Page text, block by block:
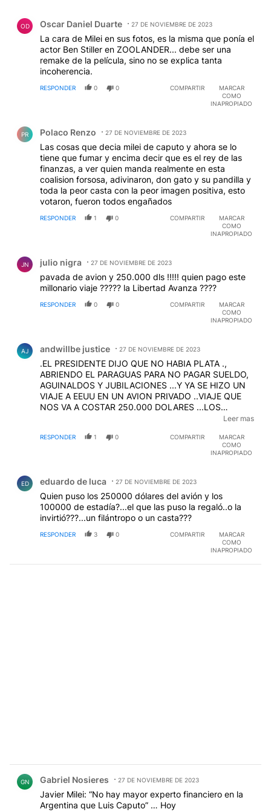
EN EL ESPEJO DE ESTOS COMPATRIOTAS QUE LO
ELIGIERON.
OD Oscar Daniel Duarte 27 DE NOVIEMBRE DE 2023
La cara de Milei en sus fotos, es la misma que ponía el
actor Ben Stiller en ZOOLANDER... debe ser una
remake de la película, sino no se explica tanta
incoherencia.
RESPONDER 0 0 COMPARTIR
MARCAR
COMO
INAPROPIADO
PR Polaco Renzo 27 DE NOVIEMBRE DE 2023
Las cosas que decia milei de caputo y ahora se lo
tiene que fumar y encima decir que es el rey de las
finanzas, a ver quien manda realmente en esta
coalision forsosa, adivinaron, don gato y su pandilla y
toda la peor casta con la peor imagen positiva, esto
votaron, fueron todos engañados
RESPONDER 1 0 COMPARTIR
MARCAR
COMO
INAPROPIADO
JN julio nigra 27 DE NOVIEMBRE DE 2023
pavada de avion y 250.000 dls !!!!! quien pago este
millonario viaje ????? la Libertad Avanza ????
RESPONDER 0 0 COMPARTIR
MARCAR
COMO
INAPROPIADO
AJ andwillbe justice 27 DE NOVIEMBRE DE 2023
.EL PRESIDENTE DIJO QUE NO HABIA PLATA .,
ABRIENDO EL PARAGUAS PARA NO PAGAR SUELDO,
AGUINALDOS Y JUBILACIONES ...Y YA SE HIZO UN
VIAJE A EEUU EN UN AVION PRIVADO ..VIAJE QUE
NOS VA A COSTAR 250.000 DOLARES ...LOS
PAGARA DE SU BOLSILLO MILEI???...LOS PAGARÀ
VIAJABA ...???..JUSTICIA YA
Leer mas
RESPONDER 1 0 COMPARTIR
MARCAR
COMO
INAPROPIADO
ED eduardo de luca 27 DE NOVIEMBRE DE 2023
Quien puso los 250000 dólares del avión y los
100000 de estadía?...el que las puso la regaló..o la
invirtió???...un filántropo o un casta???
RESPONDER 3 0 COMPARTIR
MARCAR
COMO
INAPROPIADO
GN Gabriel Nosieres 27 DE NOVIEMBRE DE 2023
Javier Milei: “No hay mayor experto financiero en la
Argentina que Luis Caputo” … Hoy